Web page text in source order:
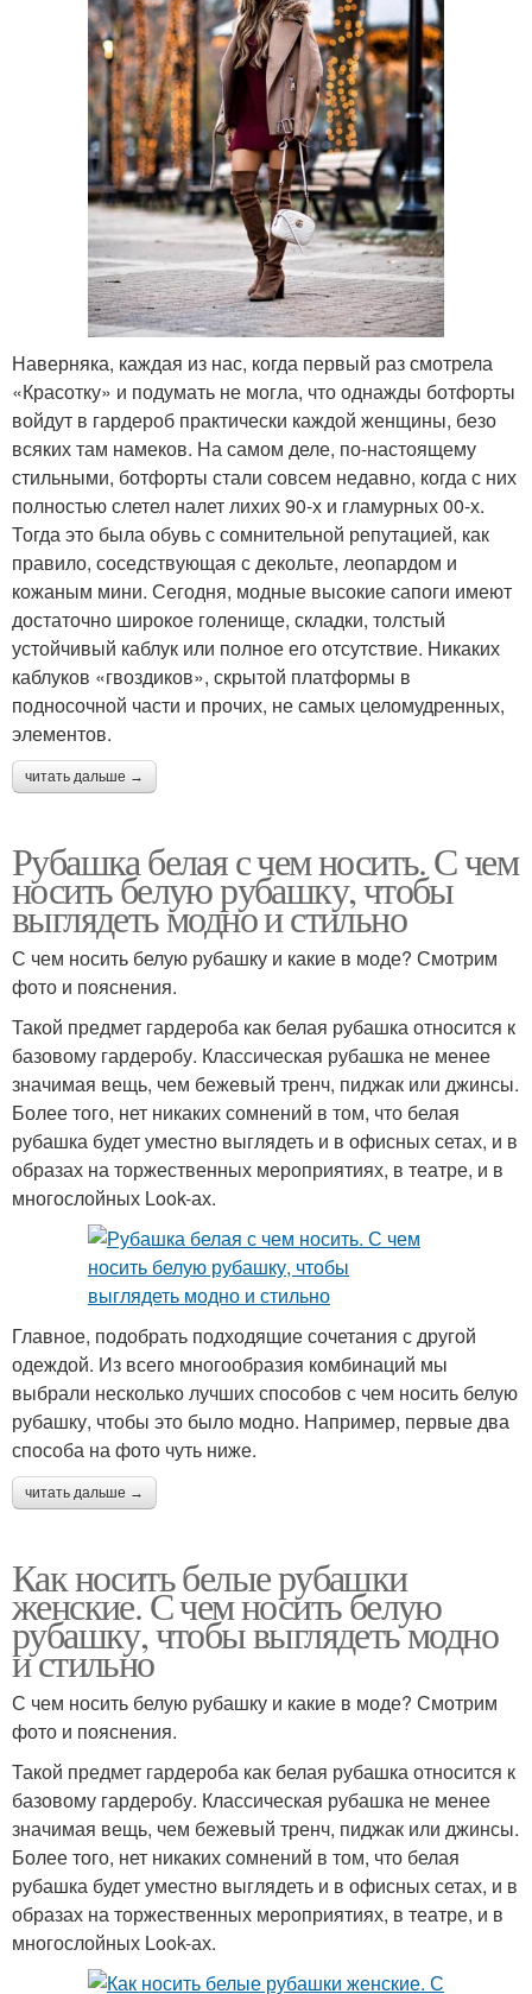
Наверняка, каждая из нас, когда первый раз смотрела
«Красотку» и подумать не могла, что однажды ботфорты
войдут в гардероб практически каждой женщины, безо
всяких там намеков. На самом деле, по-настоящему
стильными, ботфорты стали совсем недавно, когда с них
полностью слетел налет лихих 90-х и гламурных 00-х.
Тогда это была обувь с сомнительной репутацией, как
правило, соседствующая с декольте, леопардом и
кожаным мини. Сегодня, модные высокие сапоги имеют
достаточно широкое голенище, складки, толстый
устойчивый каблук или полное его отсутствие. Никаких
каблуков «гвоздиков», скрытой платформы в
подносочной части и прочих, не самых целомудренных,
элементов.
читать дальше →
Рубашка белая с чем носить. С чем
носить белую рубашку, чтобы
выглядеть модно и стильно
С чем носить белую рубашку и какие в моде? Смотрим
фото и пояснения.
Такой предмет гардероба как белая рубашка относится к
базовому гардеробу. Классическая рубашка не менее
значимая вещь, чем бежевый тренч, пиджак или джинсы.
Более того, нет никаких сомнений в том, что белая
рубашка будет уместно выглядеть и в офисных сетах, и в
образах на торжественных мероприятиях, в театре, и в
многослойных Look-ах.
Главное, подобрать подходящие сочетания с другой
одеждой. Из всего многообразия комбинаций мы
выбрали несколько лучших способов с чем носить белую
рубашку, чтобы это было модно. Например, первые два
способа на фото чуть ниже.
читать дальше →
Как носить белые рубашки
женские. С чем носить белую
рубашку, чтобы выглядеть модно
и стильно
С чем носить белую рубашку и какие в моде? Смотрим
фото и пояснения.
Такой предмет гардероба как белая рубашка относится к
базовому гардеробу. Классическая рубашка не менее
значимая вещь, чем бежевый тренч, пиджак или джинсы.
Более того, нет никаких сомнений в том, что белая
рубашка будет уместно выглядеть и в офисных сетах, и в
образах на торжественных мероприятиях, в театре, и в
многослойных Look-ах.